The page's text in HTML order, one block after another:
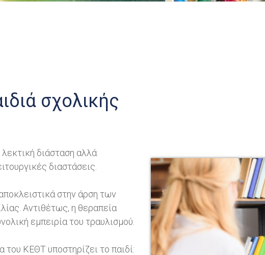
σχολικής
διάσταση αλλά
διαστάσεις.
στην άρση των
Αντιθέτως, η θεραπεία
εμπειρία του τραυλισμού.
ΚΕΘΤ υποστηρίζει το παιδί: